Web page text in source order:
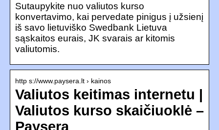
Sutaupykite nuo valiutos kurso
konvertavimo, kai pervedate pinigus į užsienį
iš savo lietuviško Swedbank Lietuva
sąskaitos eurais, JK svarais ar kitomis
valiutomis.
http s://www.paysera.lt › kainos
Valiutos keitimas internetu |
Valiutos kurso skaičiuoklė –
Paysera